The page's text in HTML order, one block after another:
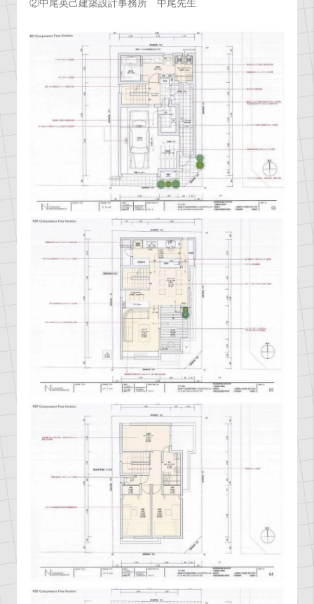
②中尾英己建築設計事務所 中尾先生